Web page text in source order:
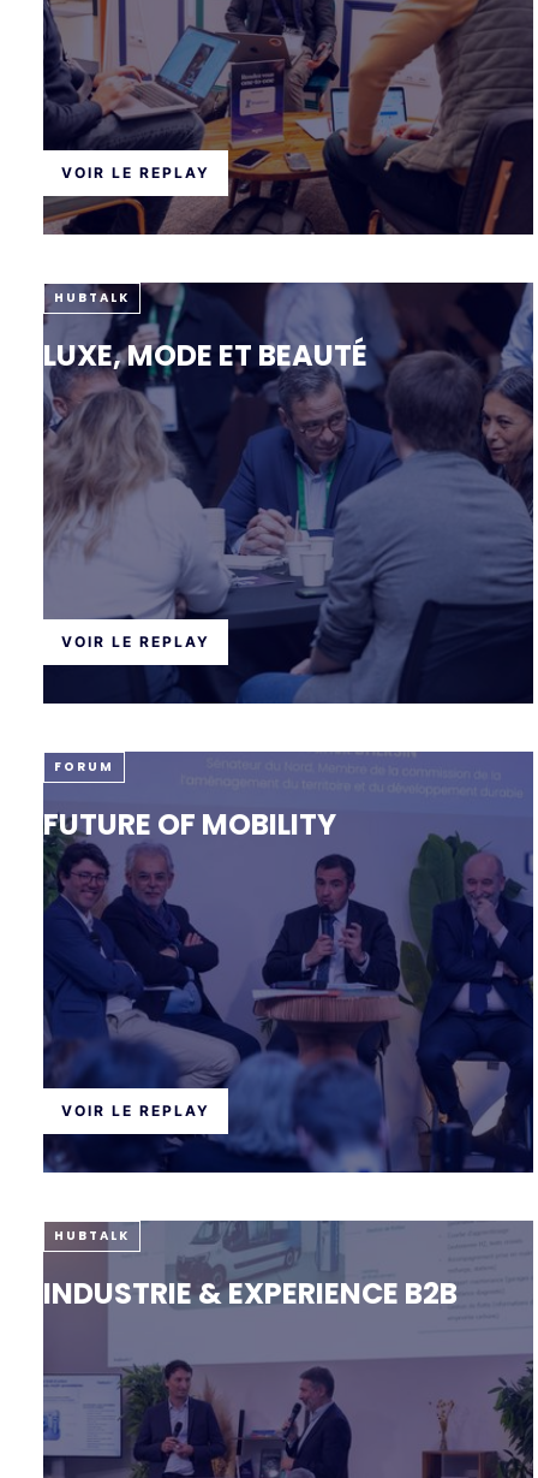
VOIR LE REPLAY
HUBTALK
LUXE, MODE ET BEAUTÉ
VOIR LE REPLAY
FORUM
FUTURE OF MOBILITY
VOIR LE REPLAY
HUBTALK
INDUSTRIE & EXPERIENCE B2B